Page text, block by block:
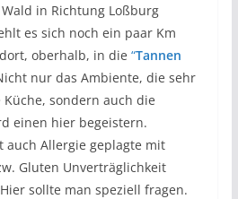
in Richtung Loßburg
es sich noch ein paar Km
oberhalb, in die “Tannen
nur das Ambiente, die sehr
sondern auch die
einen hier begeistern.
auch Allergie geplagte mit
Gluten Unverträglichkeit
sollte man speziell fragen.